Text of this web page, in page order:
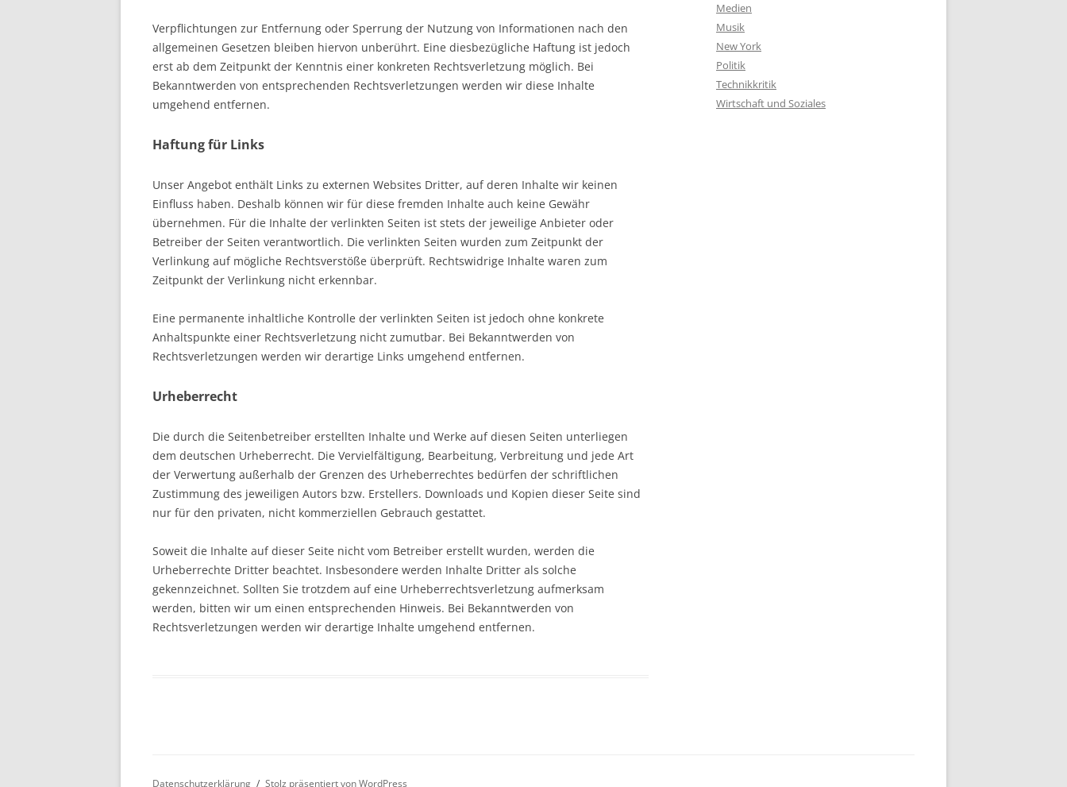
Verpflichtungen zur Entfernung oder Sperrung der Nutzung von Informationen nach den
allgemeinen Gesetzen bleiben hiervon unberührt. Eine diesbezügliche Haftung ist jedoch
erst ab dem Zeitpunkt der Kenntnis einer konkreten Rechtsverletzung möglich. Bei
Bekanntwerden von entsprechenden Rechtsverletzungen werden wir diese Inhalte
umgehend entfernen.
Haftung für Links
Unser Angebot enthält Links zu externen Websites Dritter, auf deren Inhalte wir keinen
Einfluss haben. Deshalb können wir für diese fremden Inhalte auch keine Gewähr
übernehmen. Für die Inhalte der verlinkten Seiten ist stets der jeweilige Anbieter oder
Betreiber der Seiten verantwortlich. Die verlinkten Seiten wurden zum Zeitpunkt der
Verlinkung auf mögliche Rechtsverstöße überprüft. Rechtswidrige Inhalte waren zum
Zeitpunkt der Verlinkung nicht erkennbar.
Eine permanente inhaltliche Kontrolle der verlinkten Seiten ist jedoch ohne konkrete
Anhaltspunkte einer Rechtsverletzung nicht zumutbar. Bei Bekanntwerden von
Rechtsverletzungen werden wir derartige Links umgehend entfernen.
Urheberrecht
Die durch die Seitenbetreiber erstellten Inhalte und Werke auf diesen Seiten unterliegen
dem deutschen Urheberrecht. Die Vervielfältigung, Bearbeitung, Verbreitung und jede Art
der Verwertung außerhalb der Grenzen des Urheberrechtes bedürfen der schriftlichen
Zustimmung des jeweiligen Autors bzw. Erstellers. Downloads und Kopien dieser Seite sind
nur für den privaten, nicht kommerziellen Gebrauch gestattet.
Soweit die Inhalte auf dieser Seite nicht vom Betreiber erstellt wurden, werden die
Urheberrechte Dritter beachtet. Insbesondere werden Inhalte Dritter als solche
gekennzeichnet. Sollten Sie trotzdem auf eine Urheberrechtsverletzung aufmerksam
werden, bitten wir um einen entsprechenden Hinweis. Bei Bekanntwerden von
Rechtsverletzungen werden wir derartige Inhalte umgehend entfernen.
Medien
Musik
New York
Politik
Technikkritik
Wirtschaft und Soziales
Datenschutzerklärung Stolz präsentiert von WordPress